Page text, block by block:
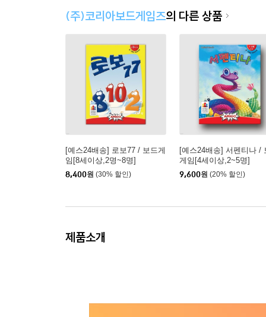
(주)코리아보드게임즈의 다른 상품
[예스24배송] 로보77 / 보드게
임[8세이상,2명~8명]
8,400원 (30% 할인)
[예스24배송] 서펜티나 /
게임[4세이상,2~5명]
9,600원 (20% 할인)
제품소개